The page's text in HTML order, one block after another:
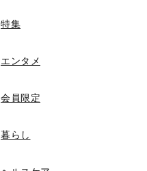
特集
エンタメ
会員限定
暮らし